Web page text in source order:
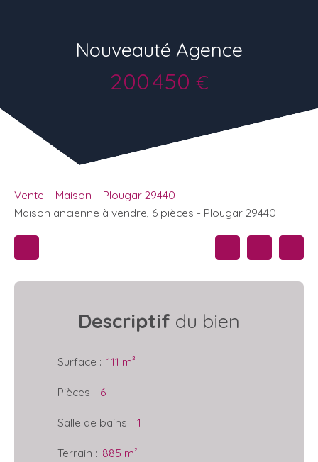
Nouveauté Agence
200 450 €
Vente Maison
Plougar 29440
Maison ancienne à vendre, 6 pièces - Plougar 29440
Descriptif du bien
Surface : 111 m²
Pièces : 6
Salle de bains : 1
Terrain : 885 m²